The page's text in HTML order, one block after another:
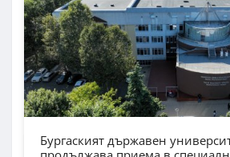
Бургаският държавен